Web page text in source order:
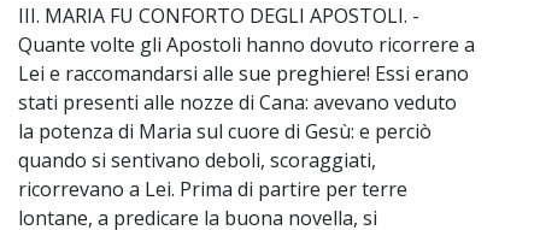
III. MARIA FU CONFORTO DEGLI APOSTOLI. -
Quante volte gli Apostoli hanno dovuto ricorrere a
Lei e raccomandarsi alle sue preghiere! Essi erano
stati presenti alle nozze di Cana: avevano veduto
la potenza di Maria sul cuore di Gesù: e perciò
quando si sentivano deboli, scoraggiati,
ricorrevano a Lei. Prima di partire per terre
lontane, a predicare la buona novella, si